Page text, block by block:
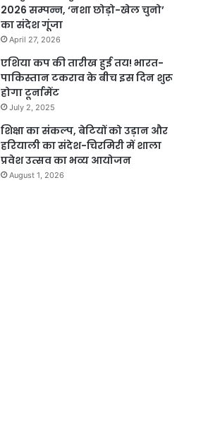
2026 सम्पन्न, ‘नशा छोड़ो-खेल चुनो’
का संदेश गूंजा
April 27, 2026
एशिया कप की तारीख हुई तय! भारत-
पाकिस्तान टकराव के बीच इस दिन शुरू
होगा टूर्नामेंट
July 2, 2025
शिक्षा का संकल्प, बेटियों को उड़ान और
हरियाली का संदेश-चिरमिरी में शाला
प्रवेश उत्सव का भव्य आयोजन
August 1, 2026